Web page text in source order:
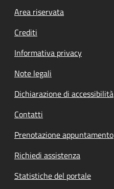
Footer menu
Area riservata
Crediti
Informativa privacy
Note legali
Dichiarazione di accessibilità
Contatti
Prenotazione appuntamento
Richiedi assistenza
Statistiche del portale